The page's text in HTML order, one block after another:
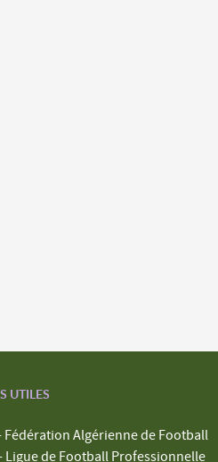
UTILES
Fédération Algérienne de Football
Ligue de Football Professionnelle